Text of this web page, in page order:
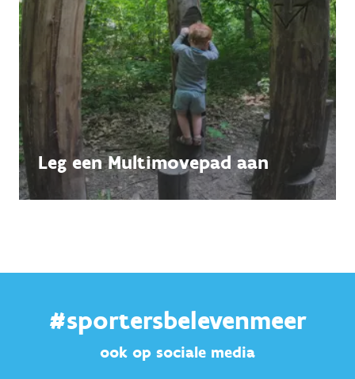
Leg een Multimovepad aan
#sportersbelevenmeer
ook op sociale media